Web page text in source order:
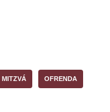
MITZVÁ OFRENDA